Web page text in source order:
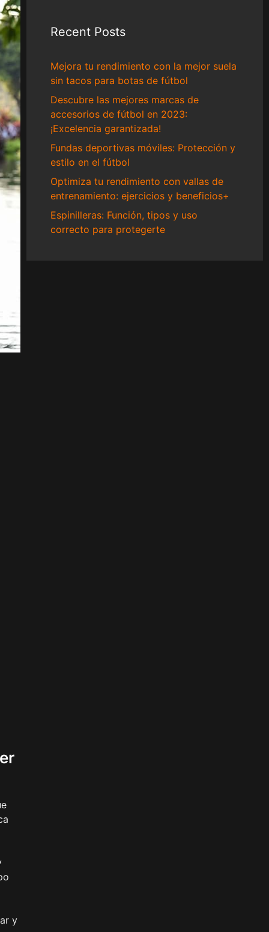
y
Recent Posts
Mejora tu rendimiento con la mejor suela
sin tacos para botas de fútbol
Descubre las mejores marcas de
accesorios de fútbol en 2023:
¡Excelencia garantizada!
Fundas deportivas móviles: Protección y
estilo en el fútbol
Optimiza tu rendimiento con vallas de
entrenamiento: ejercicios y beneficios+
Espinilleras: Función, tipos y uso
correcto para protegerte